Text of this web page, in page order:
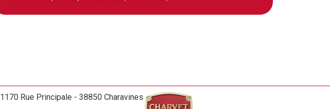
1170 Rue Principale - 38850 Charavines